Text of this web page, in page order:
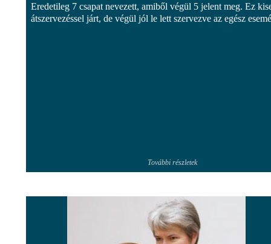
Eredetileg 7 csapat nevezett, amiből végül 5 jelent meg. Ez
átszervezéssel járt, de végül jól le lett szervezve az egész
További részletek